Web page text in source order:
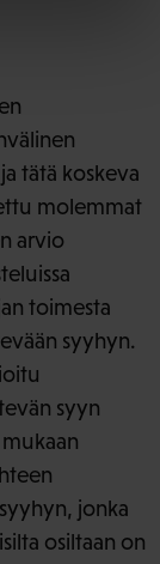
tätä koskeva
molemmat
arvio
toimesta
syyhyn.
syyn
jonka
osiltaan on